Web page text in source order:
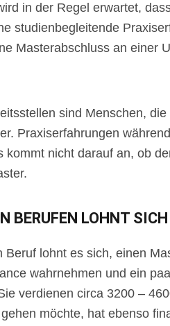
in der Regel erwartet,
studienbegleitende
Masterabschluss an einer
sind Menschen,
Praxiserfahrungen
kommt nicht darauf an, ob
BERUFEN LOHNT
Beruf lohnt es sich, einen
wahrnehmen und ein
verdienen circa 3200 –
möchte, hat ebenso